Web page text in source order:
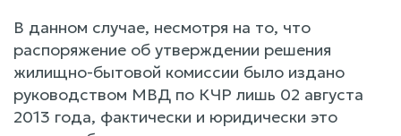
В данном случае, несмотря на то, что
распоряжение об утверждении решения
жилищно-бытовой комиссии было издано
руководством МВД по КЧР лишь 02 августа
2013 года, фактически и юридически это